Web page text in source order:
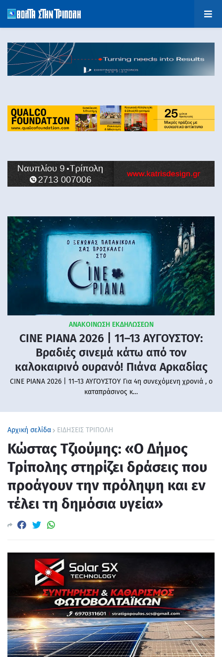
ΑΝΑΚΟΙΝΩΣΗ ΕΚΔΗΛΩΣΕΩΝ
CINE PIANA 2026 | 11–13 ΑΥΓΟΥΣΤΟΥ:
Βραδιές σινεμά κάτω από τον
καλοκαιρινό ουρανό! Πιάνα Αρκαδίας
CINE PIANA 2026 | 11–13 ΑΥΓΟΥΣΤΟΥ Για 4η συνεχόμενη χρονιά , ο
καταπράσινος κ…
Αρχική σελίδα ΕΙΔΗΣΕΙΣ ΤΡΙΠΟΛΗ
Κώστας Τζιούμης: «Ο Δήμος
Τρίπολης στηρίζει δράσεις που
προάγουν την πρόληψη και εν
τέλει τη δημόσια υγεία»